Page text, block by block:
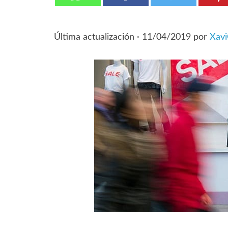
Última actualización · 11/04/2019por